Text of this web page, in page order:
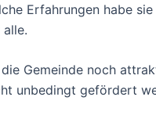
Erfahrungen habe
Gemeinde noch
unbedingt gefördert